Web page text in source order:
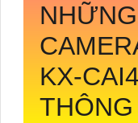
KX-